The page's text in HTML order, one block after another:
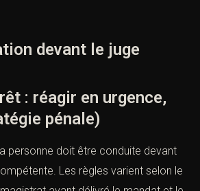
de publier sur internet. Une
public est souvent la meilleure
devant le juge